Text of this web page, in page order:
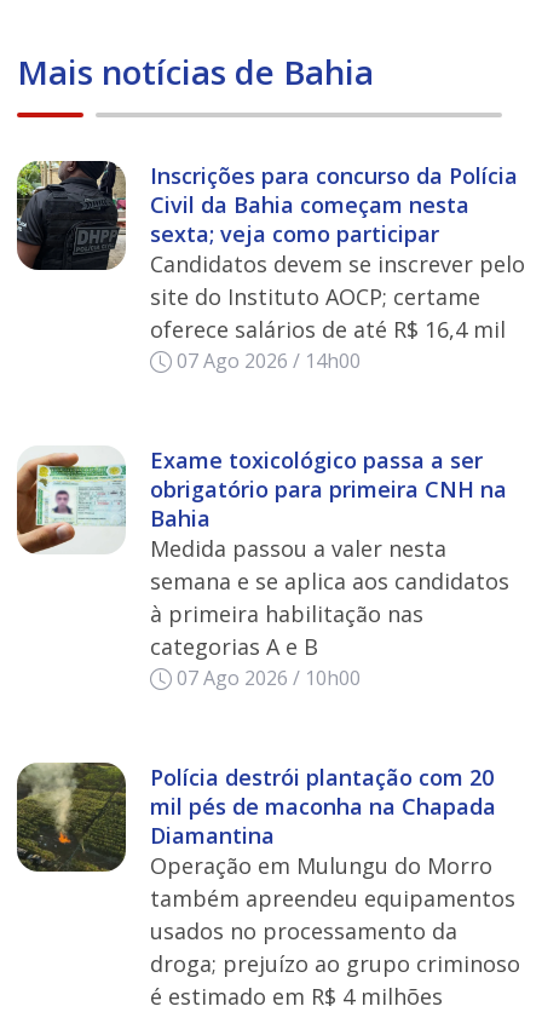
Mais notícias de Bahia
Inscrições para concurso da Polícia
Civil da Bahia começam nesta
sexta; veja como participar
Candidatos devem se inscrever pelo
site do Instituto AOCP; certame
oferece salários de até R$ 16,4 mil
07 Ago 2026 / 14h00
Exame toxicológico passa a ser
obrigatório para primeira CNH na
Bahia
Medida passou a valer nesta
semana e se aplica aos candidatos
à primeira habilitação nas
categorias A e B
07 Ago 2026 / 10h00
Polícia destrói plantação com 20
mil pés de maconha na Chapada
Diamantina
Operação em Mulungu do Morro
também apreendeu equipamentos
usados no processamento da
droga; prejuízo ao grupo criminoso
é estimado em R$ 4 milhões